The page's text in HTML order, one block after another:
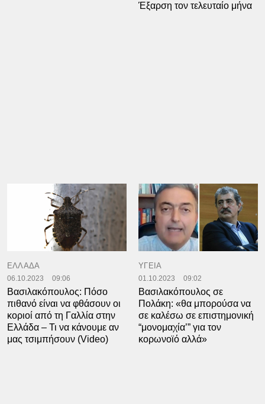
Έξαρση τον τελευταίο μήνα
ΕΛΛΑΔΑ
06.10.2023 09:06
Βασιλακόπουλος: Πόσο
πιθανό είναι να φθάσουν οι
κοριοί από τη Γαλλία στην
Ελλάδα – Τι να κάνουμε αν
μας τσιμπήσουν (Video)
ΥΓΕΙΑ
01.10.2023 09:02
Βασιλακόπουλος σε
Πολάκη: «θα μπορούσα να
σε καλέσω σε επιστημονική
“μονομαχία’” για τον
κορωνοϊό αλλά»